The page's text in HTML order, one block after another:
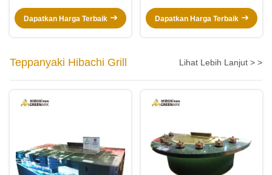
Dapatkan Harga Terbaik
Dapatkan Harga Terbaik
Teppanyaki Hibachi Grill Lihat Lebih Lanjut > >